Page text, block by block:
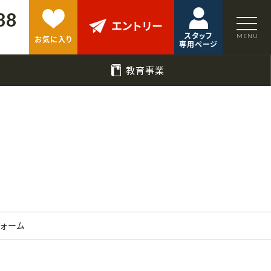
お気に入り
エントリー
スタッフ
専用ページ
教育事業
ーム